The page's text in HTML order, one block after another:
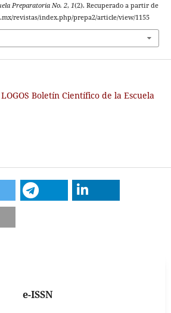
Preparatoria No. 2, 1(2). Recuperado a partir de
revistas/index.php/prepa2/article/view/1155
Boletín Científico de la Escuela
e-ISSN